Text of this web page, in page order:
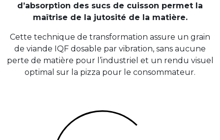
d’absorption des sucs de cuisson permet la
maîtrise de la jutosité de la matière.
Cette technique de transformation assure un grain
de viande IQF dosable par vibration, sans aucune
perte de matière pour l’industriel et un rendu visuel
optimal sur la pizza pour le consommateur.